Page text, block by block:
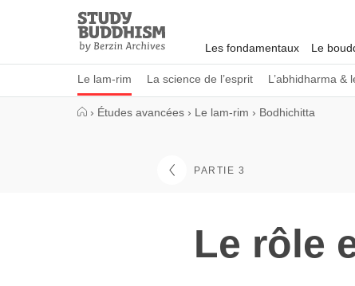
Study
Buddhism
Home
Les fondamentaux Le
Le lam-rim La science de l’esprit L’abhidharma &
› Études avancées › Le lam-rim › Bodhichitta
PARTIE 3
Le rôle